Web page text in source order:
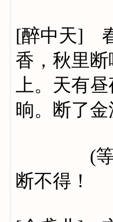
[醉中天]
香，秋里
上。天有
晌。断了
(等云了
断不得！